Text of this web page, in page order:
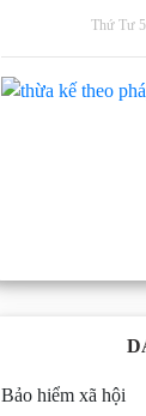
Thứ Tư
Bảo hiểm xã hội